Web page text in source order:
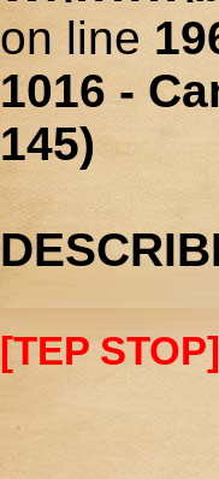
on line
1016 -
145)
[TEP STOP]